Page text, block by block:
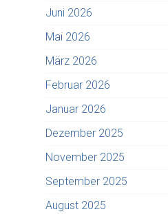
Juni 2026
Mai 2026
März 2026
Februar 2026
Januar 2026
Dezember 2025
November 2025
September 2025
August 2025